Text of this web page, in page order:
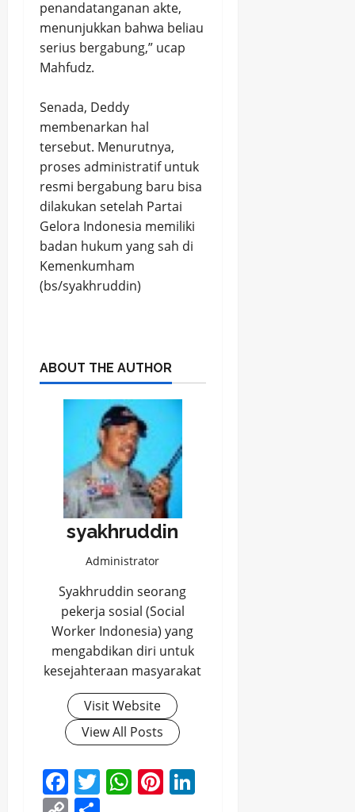
penandatanganan akte,
menunjukkan bahwa beliau
serius bergabung,” ucap
Mahfudz.
Senada, Deddy
membenarkan hal
tersebut. Menurutnya,
proses administratif untuk
resmi bergabung baru bisa
dilakukan setelah Partai
Gelora Indonesia memiliki
badan hukum yang sah di
Kemenkumham
(bs/syakhruddin)
ABOUT THE AUTHOR
syakhruddin
Administrator
Syakhruddin seorang
pekerja sosial (Social
Worker Indonesia) yang
mengabdikan diri untuk
kesejahteraan masyarakat
Visit Website
View All Posts
Facebook
Twitter
WhatsApp
Pinterest